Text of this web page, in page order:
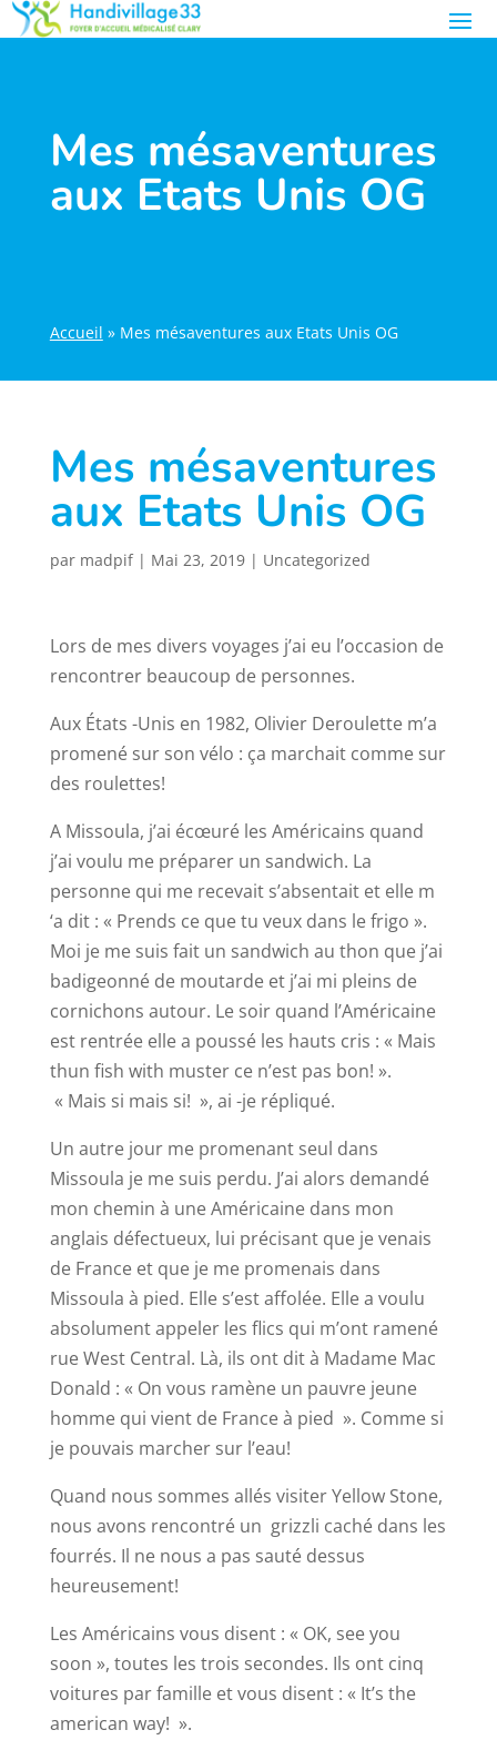
Mes mésaventures
aux Etats Unis OG
Accueil » Mes mésaventures aux Etats Unis OG
Mes mésaventures
aux Etats Unis OG
par madpif| Mai 23, 2019| Uncategorized
Lors de mes divers voyages j’ai eu l’occasion de
rencontrer beaucoup de personnes.
Aux États -Unis en 1982, Olivier Deroulette m’a
promené sur son vélo : ça marchait comme sur
des roulettes!
A Missoula, j’ai écœuré les Américains quand
j’ai voulu me préparer un sandwich. La
personne qui me recevait s’absentait et elle m
‘a dit : « Prends ce que tu veux dans le frigo ».
Moi je me suis fait un sandwich au thon que j’ai
badigeonné de moutarde et j’ai mi pleins de
cornichons autour. Le soir quand l’Américaine
est rentrée elle a poussé les hauts cris : « Mais
thun fish with muster ce n’est pas bon! ».
« Mais si mais si! », ai -je répliqué.
Un autre jour me promenant seul dans
Missoula je me suis perdu. J’ai alors demandé
mon chemin à une Américaine dans mon
anglais défectueux, lui précisant que je venais
de France et que je me promenais dans
Missoula à pied. Elle s’est affolée. Elle a voulu
absolument appeler les flics qui m’ont ramené
rue West Central. Là, ils ont dit à Madame Mac
Donald : « On vous ramène un pauvre jeune
homme qui vient de France à pied ». Comme si
je pouvais marcher sur l’eau!
Quand nous sommes allés visiter Yellow Stone,
nous avons rencontré un grizzli caché dans les
fourrés. Il ne nous a pas sauté dessus
heureusement!
Les Américains vous disent : « OK, see you
soon », toutes les trois secondes. Ils ont cinq
voitures par famille et vous disent : « It’s the
american way! ».